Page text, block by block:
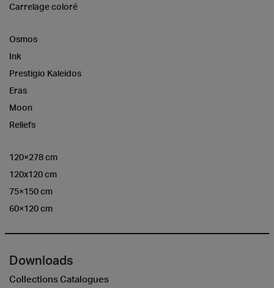
Carrelage coloré
Osmos
Ink
Prestigio Kaleidos
Eras
Moon
Reliefs
120×278 cm
120x120 cm
75×150 cm
60×120 cm
Downloads
Collections Catalogues